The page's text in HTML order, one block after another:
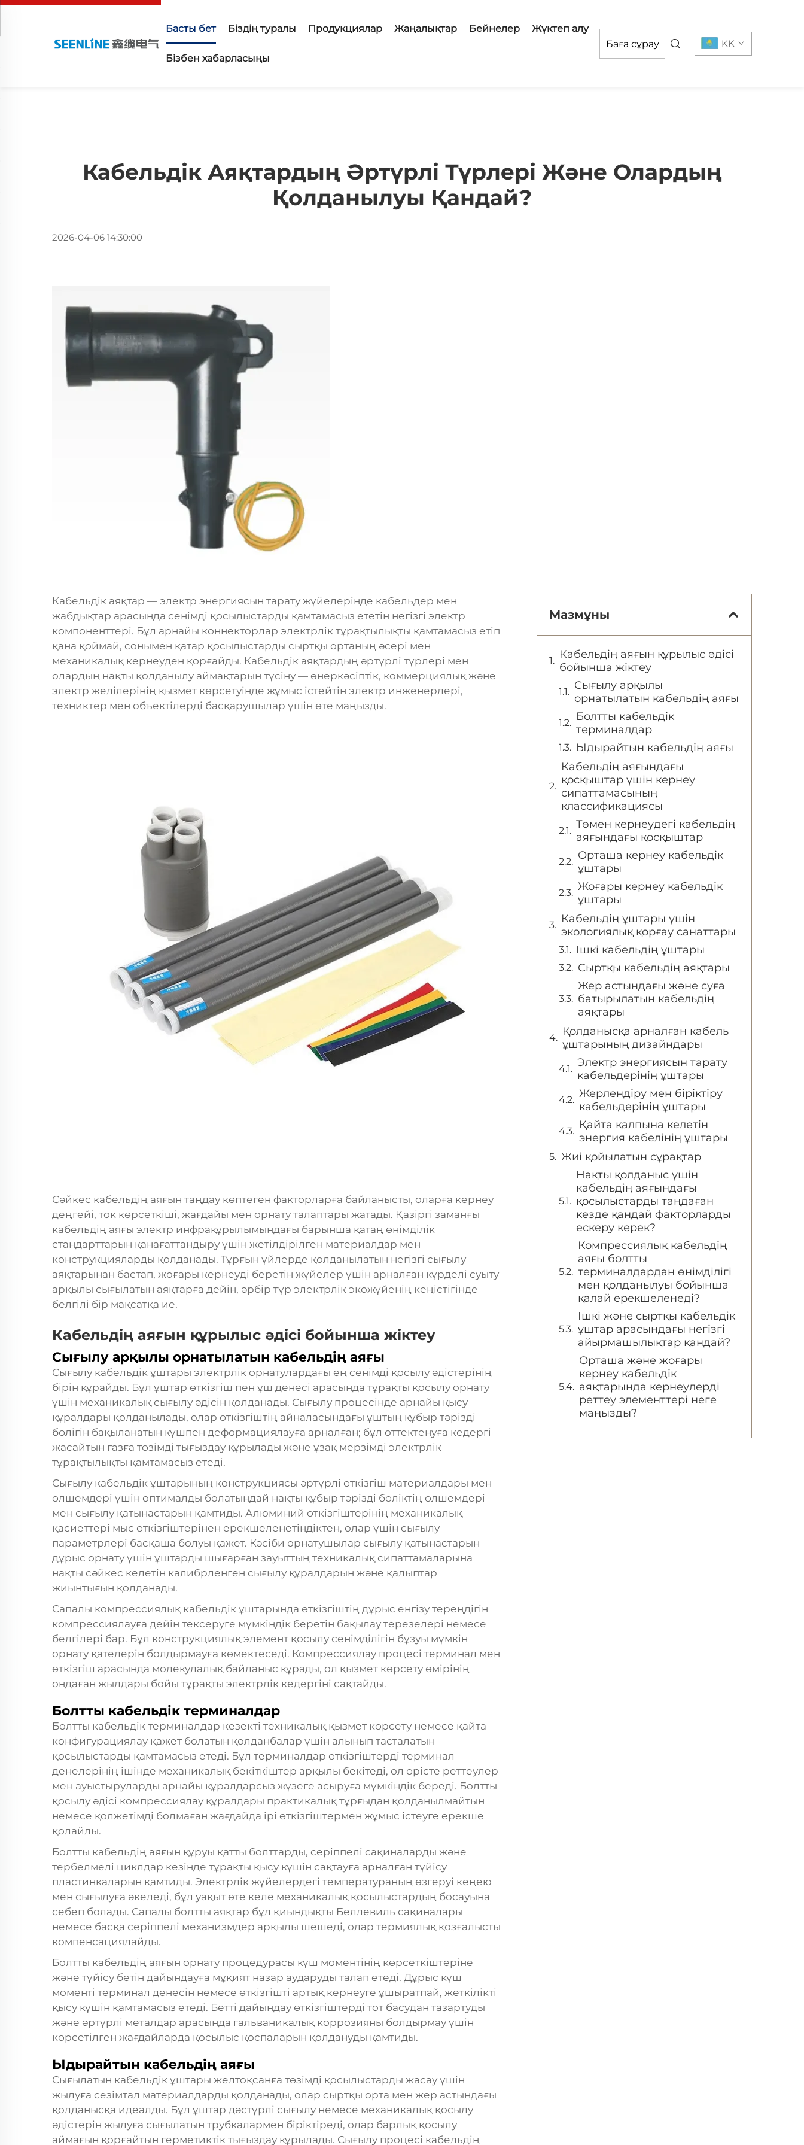
Басты бет Біздің туралы Продукциялар Жаңалықтар Бейнелер Жүктеп алу
Бізбен хабарласыңы
Баға сұрау KK
Кабельдік Аяқтардың Әртүрлі Түрлері Және Олардың
Қолданылуы Қандай?
2026-04-06 14:30:00
Кабельдік аяқтар — электр энергиясын тарату жүйелерінде кабельдер мен
жабдықтар арасында сенімді қосылыстарды қамтамасыз ететін негізгі электр
компоненттері. Бұл арнайы коннекторлар электрлік тұрақтылықты қамтамасыз етіп
қана қоймай, сонымен қатар қосылыстарды сыртқы ортаның әсері мен
механикалық кернеуден қорғайды. Кабельдік аяқтардың әртүрлі түрлері мен
олардың нақты қолданылу аймақтарын түсіну — өнеркәсіптік, коммерциялық және
электр желілерінің қызмет көрсетуінде жұмыс істейтін электр инженерлері,
техниктер мен объектілерді басқарушылар үшін өте маңызды.
Сәйкес кабельдің аяғын таңдау көптеген факторларға байланысты, оларға кернеу
деңгейі, ток көрсеткіші, жағдайы мен орнату талаптары жатады. Қазіргі заманғы
кабельдің аяғы электр инфрақұрылымындағы барынша қатаң өнімділік
стандарттарын қанағаттандыру үшін жетілдірілген материалдар мен
конструкцияларды қолданады. Тұрғын үйлерде қолданылатын негізгі сығылу
аяқтарынан бастап, жоғары кернеуді беретін жүйелер үшін арналған күрделі суыту
арқылы сығылатын аяқтарға дейін, әрбір түр электрлік экожүйенің кеңістігінде
белгілі бір мақсатқа ие.
Кабельдің аяғын құрылыс әдісі бойынша жіктеу
Сығылу арқылы орнатылатын кабельдің аяғы
Сығылу кабельдік ұштары электрлік орнатулардағы ең сенімді қосылу әдістерінің
бірін құрайды. Бұл ұштар өткізгіш пен ұш денесі арасында тұрақты қосылу орнату
үшін механикалық сығылу әдісін қолданады. Сығылу процесінде арнайы қысу
құралдары қолданылады, олар өткізгіштің айналасындағы ұштың құбыр тәрізді
бөлігін бақыланатын күшпен деформациялауға арналған; бұл оттектенуға кедергі
жасайтын газға төзімді тығыздау құрылады және ұзақ мерзімді электрлік
тұрақтылықты қамтамасыз етеді.
Сығылу кабельдік ұштарының конструкциясы әртүрлі өткізгіш материалдары мен
өлшемдері үшін оптималды болатындай нақты құбыр тәрізді бөліктің өлшемдері
мен сығылу қатынастарын қамтиды. Алюминий өткізгіштерінің механикалық
қасиеттері мыс өткізгіштерінен ерекшеленетіндіктен, олар үшін сығылу
параметрлері басқаша болуы қажет. Кәсіби орнатушылар сығылу қатынастарын
дұрыс орнату үшін ұштарды шығарған зауыттың техникалық сипаттамаларына
нақты сәйкес келетін калибрленген сығылу құралдарын және қалыптар
жиынтығын қолданады.
Сапалы компрессиялық кабельдік ұштарында өткізгіштің дұрыс енгізу тереңдігін
компрессиялауға дейін тексеруге мүмкіндік беретін бақылау терезелері немесе
белгілері бар. Бұл конструкциялық элемент қосылу сенімділігін бұзуы мүмкін
орнату қателерін болдырмауға көмектеседі. Компрессиялау процесі терминал мен
өткізгіш арасында молекулалық байланыс құрады, ол қызмет көрсету өмірінің
ондаған жылдары бойы тұрақты электрлік кедергіні сақтайды.
Болтты кабельдік терминалдар
Болтты кабельдік терминалдар кезекті техникалық қызмет көрсету немесе қайта
конфигурациялау қажет болатын қолданбалар үшін алынып тасталатын
қосылыстарды қамтамасыз етеді. Бұл терминалдар өткізгіштерді терминал
денелерінің ішінде механикалық бекіткіштер арқылы бекітеді, ол өрісте реттеулер
мен ауыстыруларды арнайы құралдарсыз жүзеге асыруға мүмкіндік береді. Болтты
қосылу әдісі компрессиялау құралдары практикалық тұрғыдан қолданылмайтын
немесе қолжетімді болмаған жағдайда ірі өткізгіштермен жұмыс істеуге ерекше
қолайлы.
Болтты кабельдің аяғын құруы қатты болттарды, серіппелі сақиналарды және
тербелмелі циклдар кезінде тұрақты қысу күшін сақтауға арналған түйісу
пластинкаларын қамтиды. Электрлік жүйелердегі температураның өзгеруі кеңею
мен сығылуға әкеледі, бұл уақыт өте келе механикалық қосылыстардың босауына
себеп болады. Сапалы болтты аяқтар бұл қиындықты Беллевиль сақиналары
немесе басқа серіппелі механизмдер арқылы шешеді, олар термиялық қозғалысты
компенсациялайды.
Болтты кабельдің аяғын орнату процедурасы күш моментінің көрсеткіштеріне
және түйісу бетін дайындауға мұқият назар аударуды талап етеді. Дұрыс күш
моменті терминал денесін немесе өткізгішті артық кернеуге ұшыратпай, жеткілікті
қысу күшін қамтамасыз етеді. Бетті дайындау өткізгіштерді тот басудан тазартуды
және әртүрлі металдар арасында гальваникалық коррозияны болдырмау үшін
көрсетілген жағдайларда қосылыс қоспаларын қолдануды қамтиды.
Ыдырайтын кабельдің аяғы
Сығылатын кабельдік ұштары желтоқсанға төзімді қосылыстарды жасау үшін
жылуға сезімтал материалдарды қолданады, олар сыртқы орта мен жер астындағы
қолданысқа идеалды. Бұл ұштар дәстүрлі сығылу немесе механикалық қосылу
әдістерін жылуға сығылатын трубкалармен біріктіреді, олар барлық қосылу
аймағын қорғайтын герметиктік тығыздау құрылады. Сығылу процесі кабельдің
Мазмұны
Кабельдің аяғын құрылыс әдісі
бойынша жіктеу
Сығылу арқылы
орнатылатын кабельдің аяғы
Болтты кабельдік
терминалдар
Ыдырайтын кабельдің аяғы
Кабельдің аяғындағы
қосқыштар үшін кернеу
сипаттамасының
классификациясы
Төмен кернеудегі кабельдің
аяғындағы қосқыштар
Орташа кернеу кабельдік
ұштары
Жоғары кернеу кабельдік
ұштары
Кабельдің ұштары үшін
экологиялық қорғау санаттары
Ішкі кабельдің ұштары
Сыртқы кабельдің аяқтары
Жер астындағы және суға
батырылатын кабельдің
аяқтары
Қолданысқа арналған кабель
ұштарының дизайндары
Электр энергиясын тарату
кабельдерінің ұштары
Жерлендіру мен біріктіру
кабельдерінің ұштары
Қайта қалпына келетін
энергия кабелінің ұштары
Жиі қойылатын сұрақтар
Нақты қолданыс үшін
кабельдің аяғындағы
қосылыстарды таңдаған
кезде қандай факторларды
ескеру керек?
Компрессиялық кабельдің
аяғы болтты
терминалдардан өнімділігі
мен қолданылуы бойынша
қалай ерекшеленеді?
Ішкі және сыртқы кабельдік
ұштар арасындағы негізгі
айырмашылықтар қандай?
Орташа және жоғары
кернеу кабельдік
аяқтарында кернеулерді
реттеу элементтері неге
маңызды?